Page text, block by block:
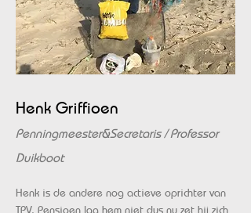
Henk Griffioen
Penningmeester&Secretaris / Professor
Duikboot
Henk is de andere nog actieve oprichter van
TPV. Pensioen lag hem niet dus nu zet hij zich